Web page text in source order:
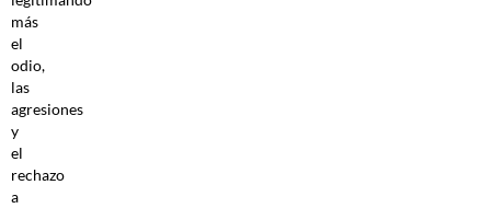
más
el
odio,
las
agresiones
y
el
rechazo
a